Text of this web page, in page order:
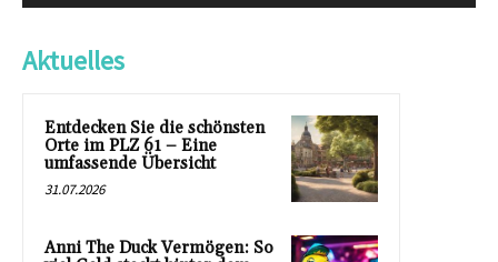
Aktuelles
Entdecken Sie die schönsten
Orte im PLZ 61 – Eine
umfassende Übersicht
31.07.2026
Anni The Duck Vermögen: So